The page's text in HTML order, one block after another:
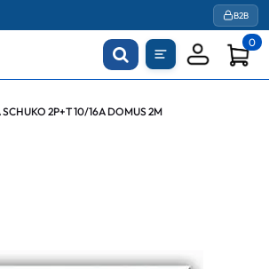
B2B
0
SCHUKO 2P+T 10/16A DOMUS 2M